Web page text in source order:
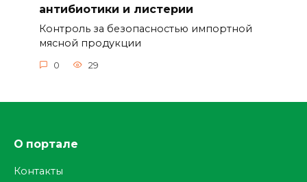
антибиотики и листерии
Контроль за безопасностью импортной
мясной продукции
0 29
О портале
Контакты